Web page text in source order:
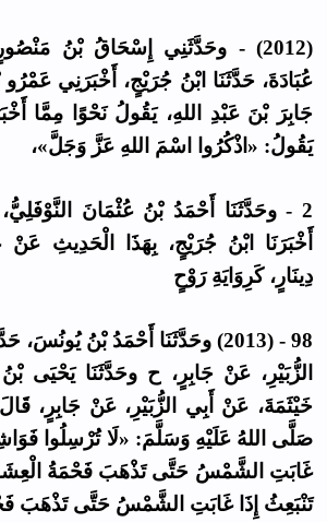
(2012) - وحَدَّثَنِي إِسْحَاقُ بْنُ
عُبَادَةَ، حَدَّثَنَا ابْنُ جُرَيْجٍ، أَخْبَرَنِي عَمْرُو
جَابِرَ بْنَ عَبْدِ اللهِ، يَقُولُ نَحْوًا مِمَّا
يَقُولُ: «اذْكُرُوا اسْمَ اللهِ عَزَّ وَجَلَّ»،
2 - وحَدَّثَنَا أَحْمَدُ بْنُ عُثْمَانَ
أَخْبَرَنَا ابْنُ جُرَيْجٍ، بِهَذَا الْحَدِيثِ
دِينَارٍ، كَرِوَايَةِ رَوْحٍ
98 - (2013) وحَدَّثَنَا أَحْمَدُ بْنُ يُونُسَ،
الزُّبَيْرِ، عَنْ جَابِرٍ، ح وحَدَّثَنَا يَحْيَى بْنُ
خَيْثَمَةَ، عَنْ أَبِي الزُّبَيْرِ، عَنْ جَابِرٍ،
صَلَّى اللهُ عَلَيْهِ وَسَلَّمَ: «لَا تُرْسِلُوا
غَابَتِ الشَّمْسُ حَتَّى تَذْهَبَ فَحْمَةُ
تَنْبَعِثُ إِذَا غَابَتِ الشَّمْسُ حَتَّى تَذْهَبَ